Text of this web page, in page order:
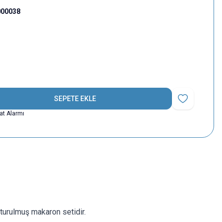
SEPETE EKLE
Favoriye Ekle
Alarmı
makaron setidir.